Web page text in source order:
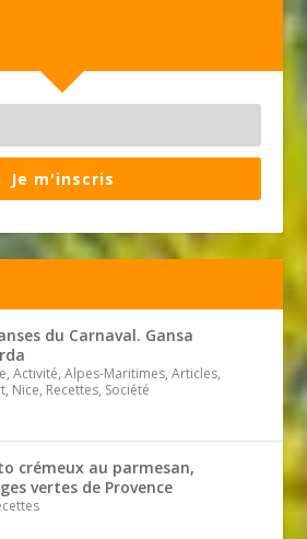
Je m'inscris
du Carnaval. Gansa
Activité, Alpes-Maritimes, Articles,
Nice, Recettes, Société
crémeux au parmesan,
vertes de Provence